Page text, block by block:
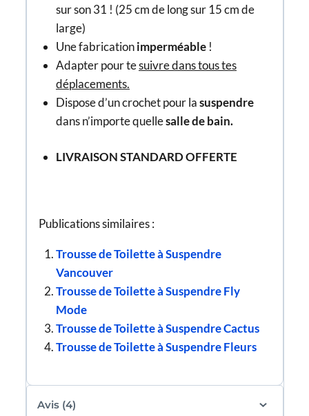
sur son 31 ! (25 cm de long sur 15 cm de
large)
Une fabricationimperméable !
Adapter pour tesuivre dans tous tes
déplacements.
Dispose d’un crochet pour lasuspendre
dans n’importe quellesalle de bain.
LIVRAISON STANDARD OFFERTE
Publications similaires :
Trousse de Toilette à Suspendre
Vancouver
Trousse de Toilette à Suspendre Fly
Mode
Trousse de Toilette à Suspendre Cactus
Trousse de Toilette à Suspendre Fleurs
Avis (4)